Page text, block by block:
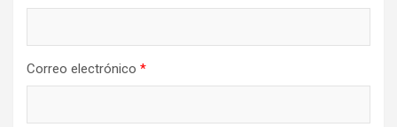
Correo electrónico *